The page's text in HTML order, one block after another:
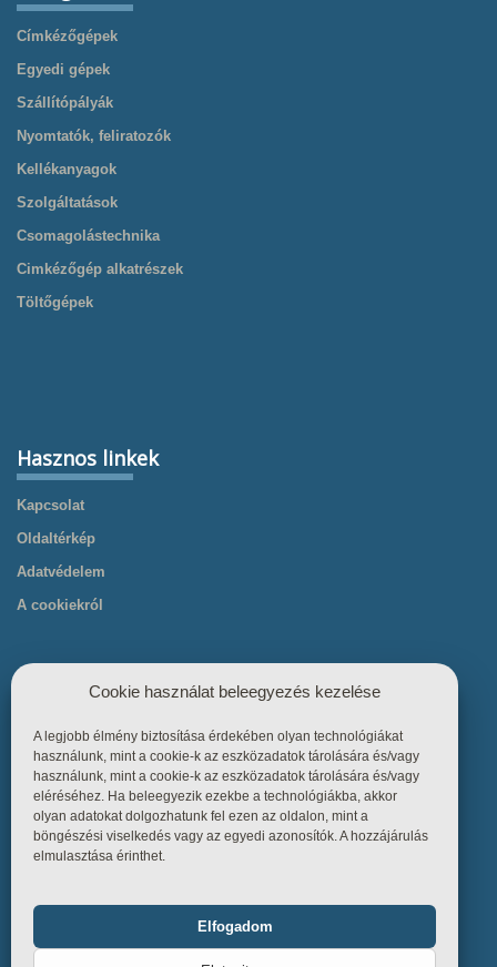
Címkézőgépek
Egyedi gépek
Szállítópályák
Nyomtatók, feliratozók
Kellékanyagok
Szolgáltatások
Csomagolástechnika
Cimkézőgép alkatrészek
Töltőgépek
Hasznos linkek
Kapcsolat
Oldaltérkép
Adatvédelem
A cookiekról
Hasznos linkek
Főoldal
Termékek
Tudástár
Üzletszabályzat
Cookie használat beleegyezés kezelése
A legjobb élmény biztosítása érdekében olyan technológiákat
használunk, mint a cookie-k az eszközadatok tárolására és/vagy
használunk, mint a cookie-k az eszközadatok tárolására és/vagy
eléréséhez. Ha beleegyezik ezekbe a technológiákba, akkor
olyan adatokat dolgozhatunk fel ezen az oldalon, mint a
böngészési viselkedés vagy az egyedi azonosítók. A hozzájárulás
elmulasztása érinthet.
Elfogadom